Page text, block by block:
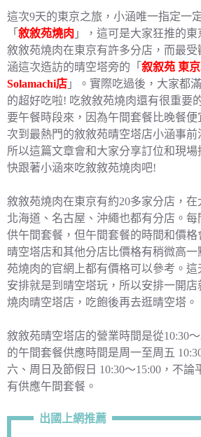
這次9天的東京之旅，小涵唯一指定一
「 敘敘苑燒肉 」，這可是大家狂推的東
敘敘苑燒肉在東京有許多分店，而最受
涵這次造訪的晴空塔旁的「 叙叙苑 東
Solamachi店 」。實際吃過後，大家都
的超好吃啦! 吃敘敘苑燒肉還有很重要
要午餐時段來，因為午間套餐比晚餐便
次到最熱門的敘敘苑晴空塔店小涵事前
所以這篇文章會和大家分享訂位和現場
快跟著小涵來吃敘敘苑燒肉吧!
敘敘苑燒肉在東京有約20多家分店，在
北海道、名古屋、沖繩也都有分店。每
供午間套餐，但午間套餐的時間和價格
晴空塔店和其他分店比價格有稍微高
苑燒肉的官網上都有價格可以參考。這
安排就是到晴空塔玩，所以安排一開店
燒肉晴空塔店，吃飽後再去逛晴空塔。
敘敘苑晴空塔店的營業時間是從10:30
的午間套餐供應時間是周一至周五
六、周日及節假日 10:30～15:00，不論
有供應午間套餐。
出國上網推薦